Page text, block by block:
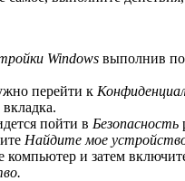
Windows выполнив
перейти к
вкладка.
пойти в Безопасность
Найдите мое
компьютер и затем